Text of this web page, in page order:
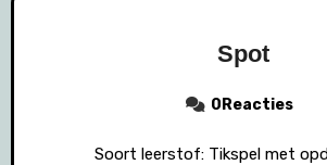
Spot
0Reacties
Soort leerstof: Tikspel met opdrachten,